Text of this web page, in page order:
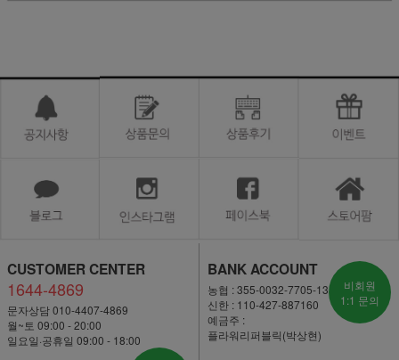
CUSTOMER CENTER
1644-4869
문자상담 010-4407-4869
월~토 09:00 - 20:00
일요일·공휴일 09:00 - 18:00
BANK ACCOUNT
농협 : 355-0032-7705-13
신한 : 110-427-887160
예금주 :
플라워리퍼블릭(박상현)
비회원
1:1 문의